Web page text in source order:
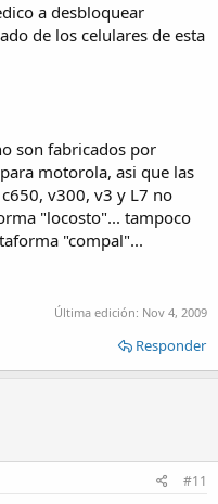
a desbloquear
de los celulares de esta
son fabricados por
motorola, asi que las
v300, v3 y L7 no
"locosto"... tampoco
"compal"...
Última edición: Nov 4, 2009
Responder
#11